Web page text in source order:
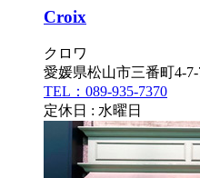
Croix
クロワ
愛媛県松山市三番町4-
TEL：089-935-7370
定休日 : 水曜日